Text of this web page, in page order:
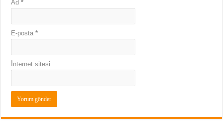
Ad*
E-posta*
İnternet sitesi